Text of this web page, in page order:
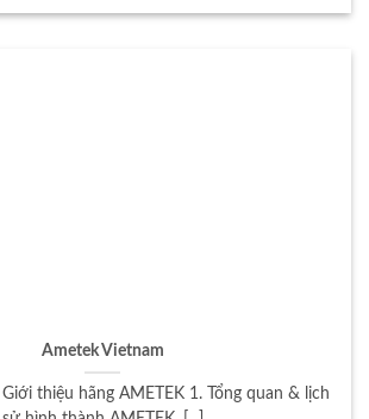
Ametek Vietnam
thiệu hãng AMETEK 1. Tổng quan & lịch